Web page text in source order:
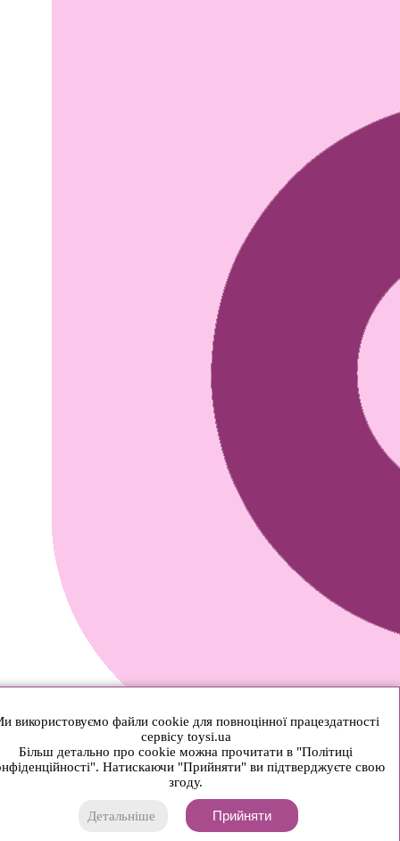
використовуємо файли cookie для повноцінної працездатності
сервісу toysi.ua
Більш детально про cookie можна прочитати в "Політиці
Натискаючи "Прийняти" ви підтверджуєте свою
згоду.
Детальніше Прийняти
© 2026 Toysi.ua